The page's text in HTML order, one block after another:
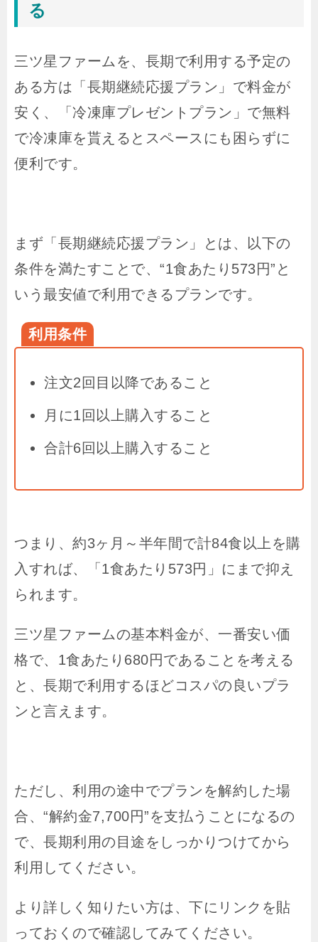
る
三ツ星ファームを、長期で利用する予定の
ある方は「長期継続応援プラン」で料金が
安く、「冷凍庫プレゼントプラン」で無料
で冷凍庫を貰えるとスペースにも困らずに
便利です。
まず「長期継続応援プラン」とは、以下の
条件を満たすことで、“1食あたり573円”と
いう最安値で利用できるプランです。
利用条件
注文2回目以降であること
月に1回以上購入すること
合計6回以上購入すること
つまり、約3ヶ月～半年間で計84食以上を購
入すれば、「1食あたり573円」にまで抑え
られます。
三ツ星ファームの基本料金が、一番安い価
格で、1食あたり680円であることを考える
と、長期で利用するほどコスパの良いプラ
ンと言えます。
ただし、利用の途中でプランを解約した場
合、“解約金7,700円”を支払うことになるの
で、長期利用の目途をしっかりつけてから
利用してください。
より詳しく知りたい方は、下にリンクを貼
っておくので確認してみてください。